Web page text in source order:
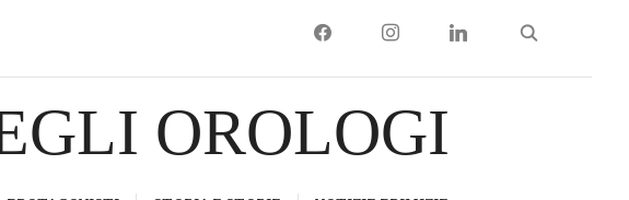
FACEBOOKINSTAGRAMLINKEDIN
OROLOGI